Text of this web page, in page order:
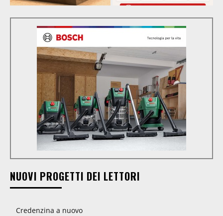
NUOVI PROGETTI DEI LETTORI
Credenzina a nuovo